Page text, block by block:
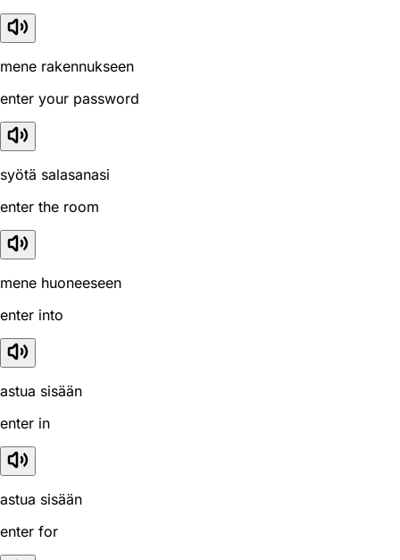
mene rakennukseen
enter your password
syötä salasanasi
enter the room
mene huoneeseen
enter into
astua sisään
enter in
astua sisään
enter for